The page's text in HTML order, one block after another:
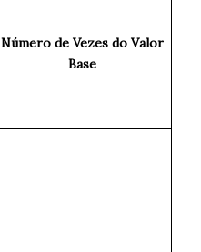
Número de Vezes do Valor
Base